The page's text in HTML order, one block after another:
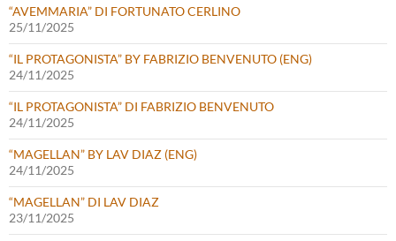
“AVEMMARIA” DI FORTUNATO CERLINO
25/11/2025
“IL PROTAGONISTA” BY FABRIZIO BENVENUTO (ENG)
24/11/2025
“IL PROTAGONISTA” DI FABRIZIO BENVENUTO
24/11/2025
“MAGELLAN” BY LAV DIAZ (ENG)
24/11/2025
“MAGELLAN” DI LAV DIAZ
23/11/2025